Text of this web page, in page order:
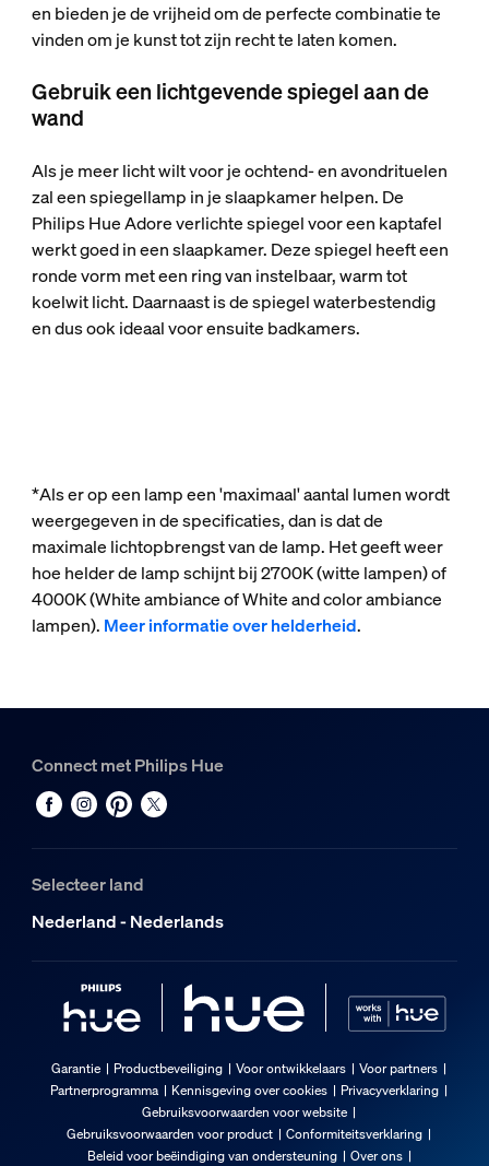
en bieden je de vrijheid om de perfecte combinatie te
vinden om je kunst tot zijn recht te laten komen.
Gebruik een lichtgevende spiegel aan de
wand
Als je meer licht wilt voor je ochtend- en avondrituelen
zal een spiegellamp in je slaapkamer helpen. De
Philips Hue Adore verlichte spiegel voor een kaptafel
werkt goed in een slaapkamer. Deze spiegel heeft een
ronde vorm met een ring van instelbaar, warm tot
koelwit licht. Daarnaast is de spiegel waterbestendig
en dus ook ideaal voor ensuite badkamers.
*Als er op een lamp een 'maximaal' aantal lumen wordt
weergegeven in de specificaties, dan is dat de
maximale lichtopbrengst van de lamp. Het geeft weer
hoe helder de lamp schijnt bij 2700K (witte lampen) of
4000K (White ambiance of White and color ambiance
lampen). Meer informatie over helderheid.
Connect met Philips Hue
Selecteer land
Nederland - Nederlands
Garantie Productbeveiliging Voor ontwikkelaars
Voor partners
Partnerprogramma
Kennisgeving over cookies
Privacyverklaring
Gebruiksvoorwaarden voor website
Gebruiksvoorwaarden voor product
Conformiteitsverklaring
Beleid voor beëindiging van ondersteuning
Over ons